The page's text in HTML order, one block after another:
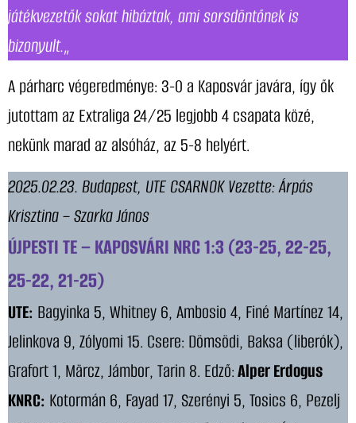
játékvezetők sokat hibáztak, ami sorsdöntőnek is
bizonyult.„
A párharc végeredménye: 3-0 a Kaposvár javára, így ők
jutottam az Extraliga 24/25 legjobb 4 csapata közé,
nekünk marad az alsóház, az 5-8 helyért.
2025.02.23. Budapest, UTE CSARNOK Vezette: Árpás
Krisztina – Szarka János
ÚJPESTI TE – KAPOSVÁRI NRC 1:3 (23-25, 22-25,
25-22, 21-25)
UTE: Bagyinka 5, Whitney 6, Ambosio 4, Finé Martínez 14,
Jelinkova 9, Zólyomi 15. Csere: Dömsödi, Baksa (liberók),
Grafort 1, Märcz, Jámbor, Tarin 8. Edző:Alper Erdogus
KNRC: Kotormán 6, Fayad 17, Szerényi 5, Tosics 6, Pezelj